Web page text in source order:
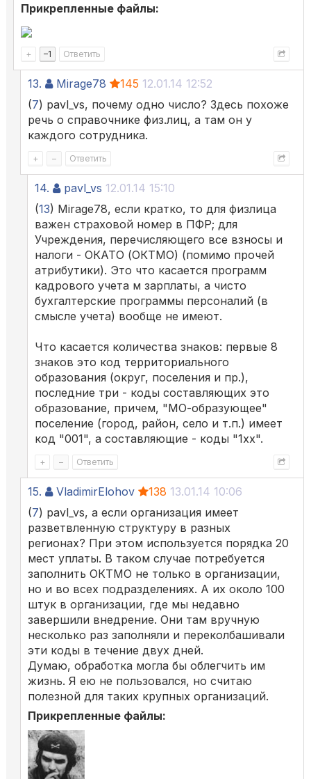
Прикрепленные файлы:
+ –1 Ответить
13. Mirage78 145 12.01.14 12:52
(7) pavl_vs, почему одно число? Здесь похоже
речь о справочнике физ.лиц, а там он у
каждого сотрудника.
+ – Ответить
14. pavl_vs 12.01.14 15:10
(13) Mirage78, если кратко, то для физлица
важен страховой номер в ПФР; для
Учреждения, перечисляющего все взносы и
налоги - ОКАТО (ОКТМО) (помимо прочей
атрибутики). Это что касается программ
кадрового учета м зарплаты, а чисто
бухгалтерские программы персоналий (в
смысле учета) вообще не имеют.
Что касается количества знаков: первые 8
знаков это код территориального
образования (округ, поселения и пр.),
последние три - коды составляющих это
образование, причем, "МО-образующее"
поселение (город, район, село и т.п.) имеет
код "001", а составляющие - коды "1хх".
+ – Ответить
15. VladimirElohov 138 13.01.14 10:06
(7) pavl_vs, а если организация имеет
разветвленную структуру в разных
регионах? При этом используется порядка 20
мест уплаты. В таком случае потребуется
заполнить ОКТМО не только в организации,
но и во всех подразделениях. А их около 100
штук в организации, где мы недавно
завершили внедрение. Они там вручную
несколько раз заполняли и переколбашивали
эти коды в течение двух дней.
Думаю, обработка могла бы облегчить им
жизнь. Я ею не пользовался, но считаю
полезной для таких крупных организаций.
Прикрепленные файлы: